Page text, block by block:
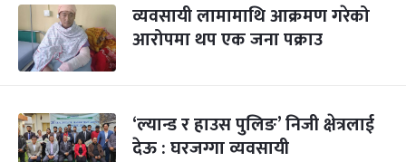
व्यवसायी लामामाथि आक्रमण गरेको
आरोपमा थप एक जना पक्राउ
‘ल्यान्ड र हाउस पुलिङ’ निजी क्षेत्रलाई
देऊ : घरजग्गा व्यवसायी